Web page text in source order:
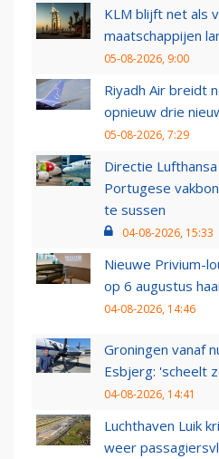
KLM blijft net als
maatschappijen
05-08-2026, 9:00
Riyadh Air breidt
opnieuw drie
05-08-2026, 7:29
Directie
Portugese
te sussen
04-08-2026, 15:33
Nieuwe Privium-
op 6 augustus
04-08-2026, 14:46
Groningen vanaf
Esbjerg: 'scheelt
04-08-2026, 14:41
Luchthaven Luik
weer